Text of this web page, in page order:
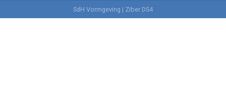
SdH Vormgeving | Ziber DS4